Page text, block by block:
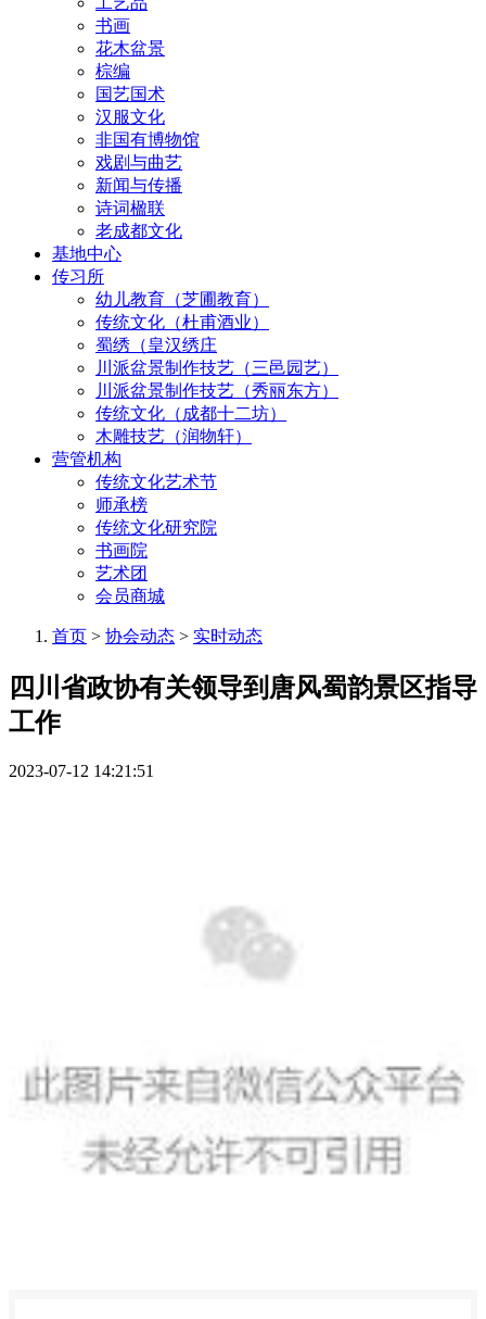
书画
花木盆景
棕编
国艺国术
汉服文化
非国有博物馆
戏剧与曲艺
新闻与传播
诗词楹联
老成都文化
基地中心
传习所
幼儿教育（芝圃教育）
传统文化（杜甫酒业）
蜀绣（皇汉绣庄
川派盆景制作技艺（三邑园艺）
川派盆景制作技艺（秀丽东方）
传统文化（成都十二坊）
木雕技艺（润物轩）
营管机构
传统文化艺术节
师承榜
传统文化研究院
书画院
艺术团
会员商城
首页 > 协会动态 > 实时动态
四川省政协有关领导到唐风蜀韵景区指导
工作
2023-07-12 14:21:51